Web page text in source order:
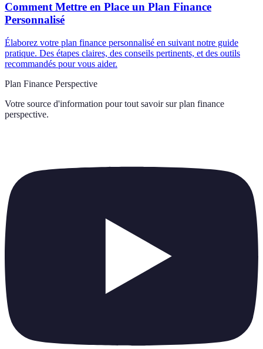
Comment Mettre en Place un Plan Finance
Personnalisé
Élaborez votre plan finance personnalisé en suivant notre guide
pratique. Des étapes claires, des conseils pertinents, et des outils
recommandés pour vous aider.
Plan Finance Perspective
Votre source d'information pour tout savoir sur plan finance
perspective.